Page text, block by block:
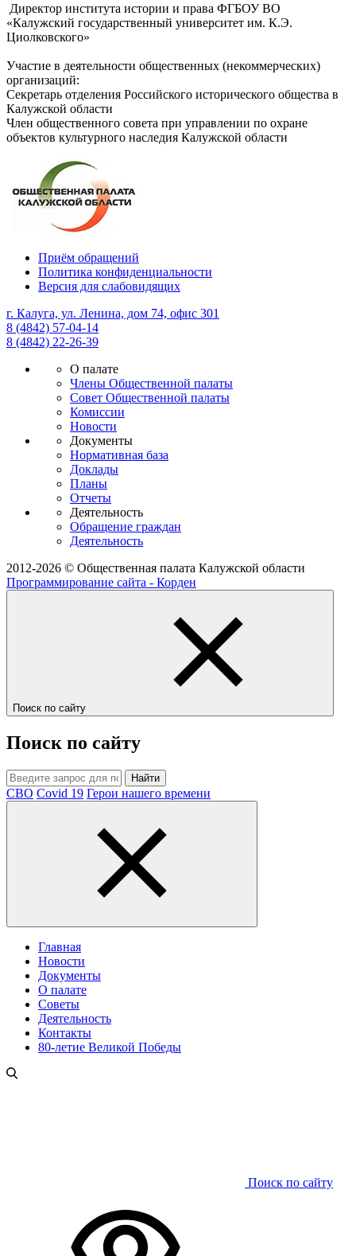
Директор института истории и права ФГБОУ ВО
«Калужский государственный университет им. К.Э.
Циолковского»
Участие в деятельности общественных (некоммерческих)
организаций:
Секретарь отделения Российского исторического общества в
Калужской области
Член общественного совета при управлении по охране
объектов культурного наследия Калужской области
Приём обращений
Политика конфиденциальности
Версия для слабовидящих
г. Калуга, ул. Ленина, дом 74, офис 301
8 (4842) 57-04-14
8 (4842) 22-26-39
О палате
Члены Общественной палаты
Совет Общественной палаты
Комиссии
Новости
Документы
Нормативная база
Доклады
Планы
Отчеты
Деятельность
Обращение граждан
Деятельность
2012-2026 © Общественная палата Калужской области
Программирование сайта - Корден
Поиск по сайту
Поиск по сайту
Найти
СВО Covid 19 Герои нашего времени
Главная
Новости
Документы
О палате
Советы
Деятельность
Контакты
80-летие Великой Победы
Поиск по сайту